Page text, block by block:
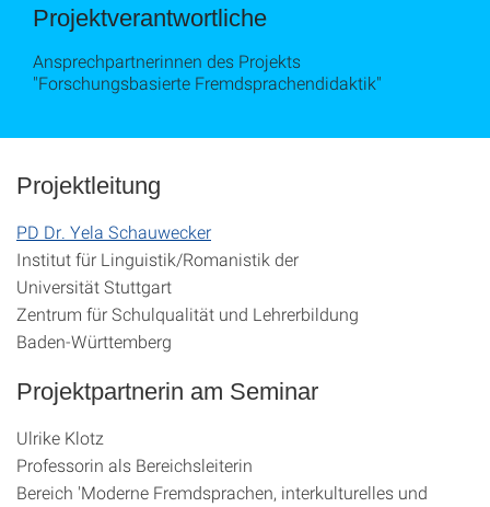
Projektverantwortliche
Ansprechpartnerinnen des Projekts
"Forschungsbasierte Fremdsprachendidaktik"
Projektleitung
PD Dr. Yela Schauwecker
Institut für Linguistik/Romanistik der
Universität Stuttgart
Zentrum für Schulqualität und Lehrerbildung
Baden-Württemberg
Projektpartnerin am Seminar
Ulrike Klotz
Professorin als Bereichsleiterin
Bereich 'Moderne Fremdsprachen, interkulturelles und